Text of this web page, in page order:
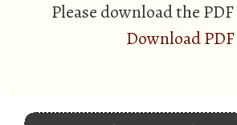
Please download the
Download PDF